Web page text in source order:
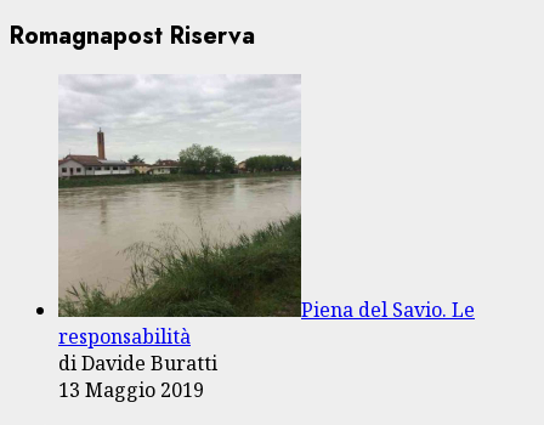
Romagnapost Riserva
Piena del Savio. Le
responsabilità
di Davide Buratti
13 Maggio 2019